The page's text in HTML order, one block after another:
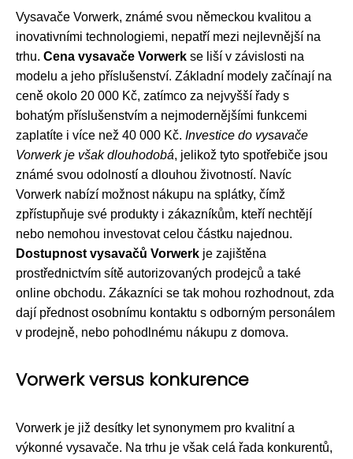
Vysavače Vorwerk, známé svou německou kvalitou a
inovativními technologiemi, nepatří mezi nejlevnější na
trhu. Cena vysavače Vorwerk se liší v závislosti na
modelu a jeho příslušenství. Základní modely začínají na
ceně okolo 20 000 Kč, zatímco za nejvyšší řady s
bohatým příslušenstvím a nejmodernějšími funkcemi
zaplatíte i více než 40 000 Kč. Investice do vysavače
Vorwerk je však dlouhodobá, jelikož tyto spotřebiče jsou
známé svou odolností a dlouhou životností. Navíc
Vorwerk nabízí možnost nákupu na splátky, čímž
zpřístupňuje své produkty i zákazníkům, kteří nechtějí
nebo nemohou investovat celou částku najednou.
Dostupnost vysavačů Vorwerk je zajištěna
prostřednictvím sítě autorizovaných prodejců a také
online obchodu. Zákazníci se tak mohou rozhodnout, zda
dají přednost osobnímu kontaktu s odborným personálem
v prodejně, nebo pohodlnému nákupu z domova.
Vorwerk versus konkurence
Vorwerk je již desítky let synonymem pro kvalitní a
výkonné vysavače. Na trhu je však celá řada konkurentů,